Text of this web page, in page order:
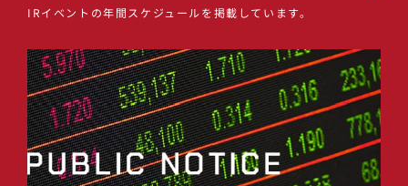
IRイベントの年間スケジュールを掲載しています。